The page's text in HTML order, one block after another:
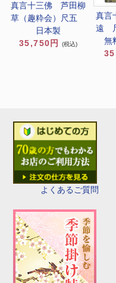
よくあるご質問
真言十三佛 芦田柳
草（趣粋会）尺五
日本製
35,750円
(税込)
真言
遠
無